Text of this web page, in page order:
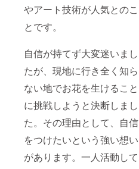
やアート技術が人気とのこ
とです。
自信が持てず大変迷いまし
たが、現地に行き全く知ら
ない地でお花を生けること
に挑戦しようと決断しまし
た。その理由として、自信
をつけたいという強い想い
があります。一人活動して